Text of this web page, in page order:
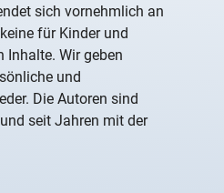
sich vornehmlich an
für Kinder und
Inhalte. Wir geben
und
Die Autoren sind
seit Jahren mit der